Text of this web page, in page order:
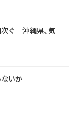
ぐ 沖縄県、気
いか